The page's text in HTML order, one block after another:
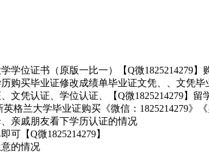
学位证书（原版一比一）【Q微1825214279
购买毕业证修改成绩单毕业证文凭、、文凭
文凭认证、学位认证、【Q微1825214279】
格兰大学毕业证购买《微信：1825214279
亲戚朋友看下学历认证的情况
可【Q微1825214279】
的情况